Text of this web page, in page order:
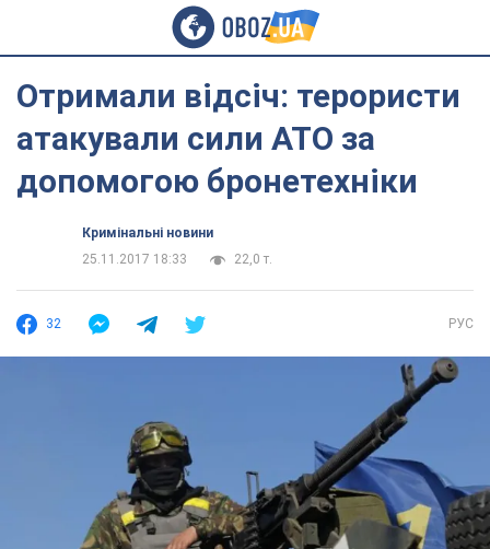
Отримали відсіч: терористи
атакували сили АТО за
допомогою бронетехніки
Кримінальні новини
25.11.2017 18:33
22,0 т.
32 РУС